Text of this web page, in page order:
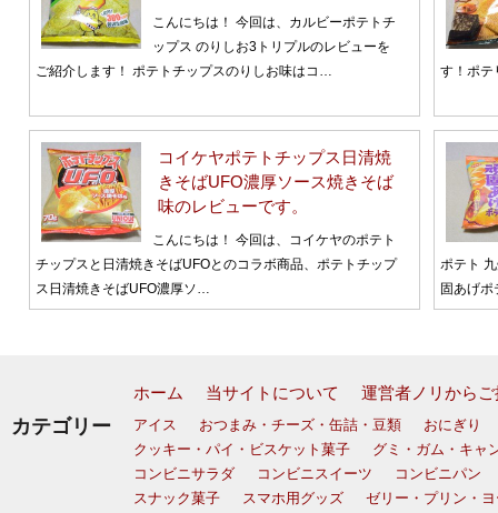
こんにちは！ 今回は、カルビーポテトチ
ップス のりしお3トリプルのレビューを
ご紹介します！ ポテトチップスのりしお味はコ…
す！ポテ
コイケヤポテトチップス日清焼
きそばUFO濃厚ソース焼きそば
味のレビューです。
こんにちは！ 今回は、コイケヤのポテト
チップスと日清焼きそばUFOとのコラボ商品、ポテトチップ
ス日清焼きそばUFO濃厚ソ…
ポテト
固あげ
ホーム 当サイトについて 運営者ノリから
カテゴリー アイス おつまみ・チーズ・缶詰・豆類
おにぎり
クッキー・パイ・ビスケット菓子
グミ・ガム・キャ
コンビニサラダ
コンビニスイーツ
コンビニパン
スナック菓子
スマホ用グッズ
ゼリー・プリン・